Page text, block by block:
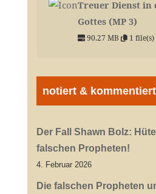
Treuer Dienst in
Gottes (MP 3)
90.27 MB 1 file(s)
notiert & kommentiert
Der Fall Shawn Bolz:
falschen Propheten!
4. Februar 2026
Die falschen Propheten